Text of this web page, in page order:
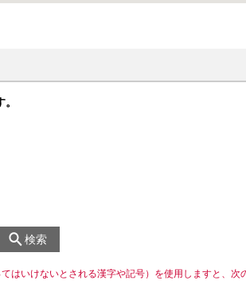
検索
はいけないとされる漢字や記号）を使用しますと、次